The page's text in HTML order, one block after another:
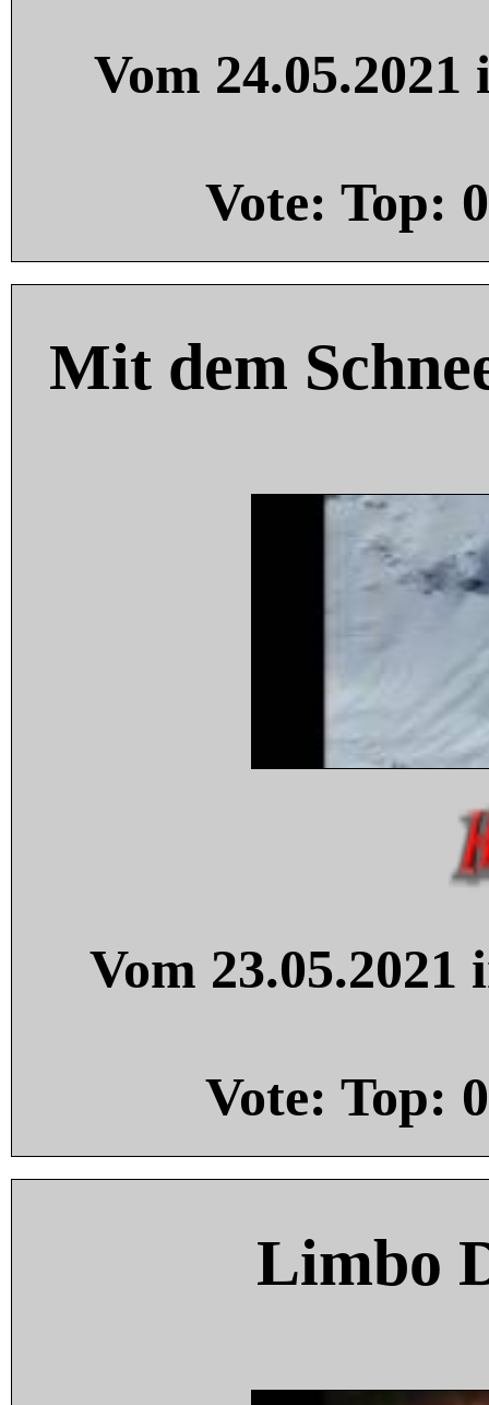
Vom
Vote: Top: 0
Mit dem
Vom
Vote: Top: 0
Limbo